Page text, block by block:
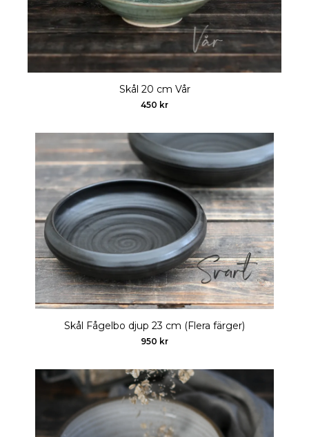
Skål 20 cm Vår
450 kr
Skål Fågelbo djup 23 cm (Flera färger)
950 kr